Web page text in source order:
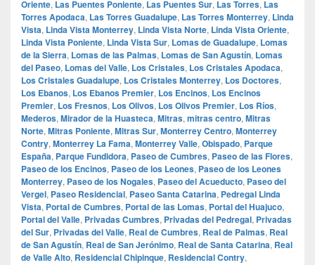
Oriente, Las Puentes Poniente, Las Puentes Sur, Las Torres, Las
Torres Apodaca, Las Torres Guadalupe, Las Torres Monterrey, Linda
Vista, Linda Vista Monterrey, Linda Vista Norte, Linda Vista Oriente,
Linda Vista Poniente, Linda Vista Sur, Lomas de Guadalupe, Lomas
de la Sierra, Lomas de las Palmas, Lomas de San Agustín, Lomas
del Paseo, Lomas del Valle, Los Cristales, Los Cristales Apodaca,
Los Cristales Guadalupe, Los Cristales Monterrey, Los Doctores,
Los Ebanos, Los Ebanos Premier, Los Encinos, Los Encinos
Premier, Los Fresnos, Los Olivos, Los Olivos Premier, Los Ríos,
Mederos, Mirador de la Huasteca, Mitras, mitras centro, Mitras
Norte, Mitras Poniente, Mitras Sur, Monterrey Centro, Monterrey
Contry, Monterrey La Fama, Monterrey Valle, Obispado, Parque
España, Parque Fundidora, Paseo de Cumbres, Paseo de las Flores,
Paseo de los Encinos, Paseo de los Leones, Paseo de los Leones
Monterrey, Paseo de los Nogales, Paseo del Acueducto, Paseo del
Vergel, Paseo Residencial, Paseo Santa Catarina, Pedregal Linda
Vista, Portal de Cumbres, Portal de las Lomas, Portal del Huajuco,
Portal del Valle, Privadas Cumbres, Privadas del Pedregal, Privadas
del Sur, Privadas del Valle, Real de Cumbres, Real de Palmas, Real
de San Agustín, Real de San Jerónimo, Real de Santa Catarina, Real
de Valle Alto, Residencial Chipinque, Residencial Contry,